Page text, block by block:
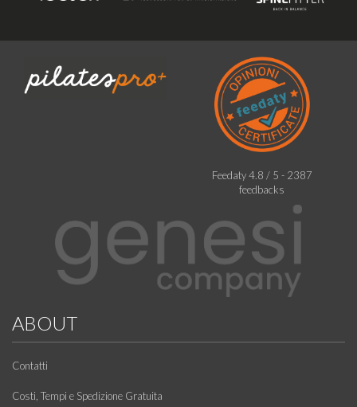
Feedaty4.8 / 5 - 2387
feedbacks
ABOUT
Contatti
Costi, Tempi e Spedizione Gratuita